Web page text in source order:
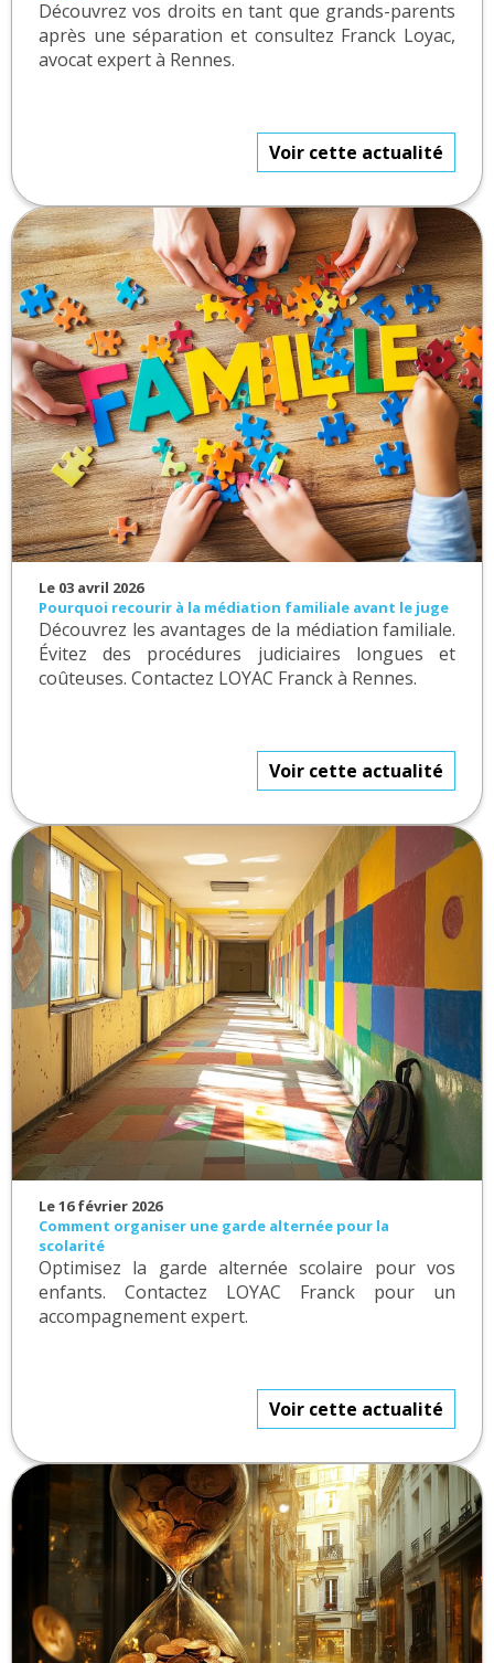
Découvrez vos droits en tant que grands-parents
après une séparation et consultez Franck Loyac,
avocat expert à Rennes.
Voir cette actualité
Le 03 avril 2026
Pourquoi recourir à la médiation familiale avant le juge
Découvrez les avantages de la médiation familiale.
Évitez des procédures judiciaires longues et
coûteuses. Contactez LOYAC Franck à Rennes.
Voir cette actualité
Le 16 février 2026
Comment organiser une garde alternée pour la
scolarité
Optimisez la garde alternée scolaire pour vos
enfants. Contactez LOYAC Franck pour un
accompagnement expert.
Voir cette actualité